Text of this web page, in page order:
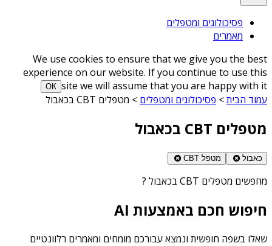
פסיכולוגים ומטפלים
מאמרים
We use cookies to ensure that we give you the best
experience on our website. If you continue to use this
site we will assume that you are happy with it
ОК
עמוד הבית> פסיכולוגים ומטפלים > מטפלים CBT בכאבול
מטפלים CBT בכאבול
כאבול מטפל CBT
מחפשים מטפלים CBT בכאבול ?
חיפוש חכם באמצעות AI
שאלו בשפה חופשית ונמצא עבורכם מומחים ומאמרים רלוונטיים